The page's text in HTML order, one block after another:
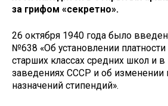
за грифом «секретно».
26 октября 1940 года было
№638 «Об установлении платности
старших классах средних школ и
заведениях СССР и об изменении
назначений стипендий».